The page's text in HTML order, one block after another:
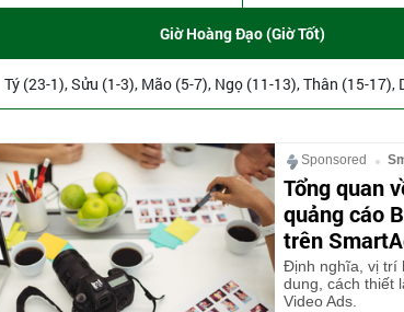
Giờ Hoàng Đạo (Giờ Tốt)
Tý (23-1), Sửu (1-3), Mão (5-7), Ngọ (11-13), Thân (15-17),
Sponsored
Tổng quan
quảng cáo
trên
Định nghĩa, vị trí
dung, cách thiết
Video Ads.